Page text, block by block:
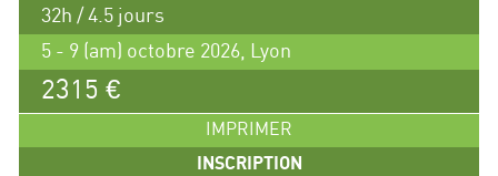
32h / 4.5 jours
5 - 9 (am) octobre 2026, Lyon
2315 €
IMPRIMER
INSCRIPTION